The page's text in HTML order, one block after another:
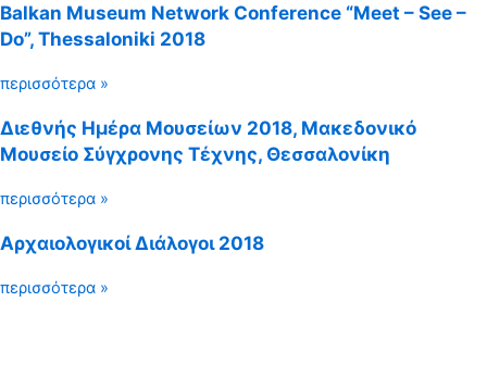
Balkan Museum Network Conference “Meet – See –
Do”, Thessaloniki 2018
περισσότερα »
Διεθνής Ημέρα Μουσείων 2018, Μακεδονικό
Μουσείο Σύγχρονης Τέχνης, Θεσσαλονίκη
περισσότερα »
Αρχαιολογικοί Διάλογοι 2018
περισσότερα »